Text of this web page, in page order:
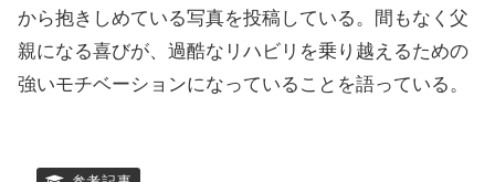
から抱きしめている写真を投稿している。間もなく父
親になる喜びが、過酷なリハビリを乗り越えるための
強いモチベーションになっていることを語っている。